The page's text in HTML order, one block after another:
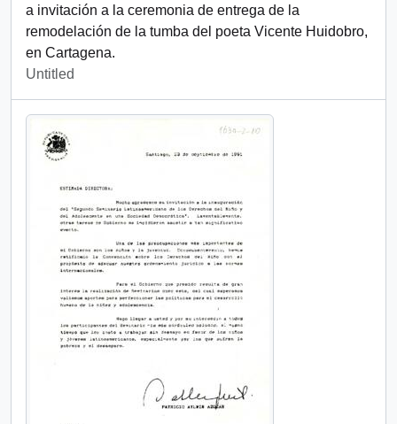
a invitación a la ceremonia de entrega de la
remodelación de la tumba del poeta Vicente Huidobro,
en Cartagena.
Untitled